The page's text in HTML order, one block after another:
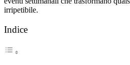
irripetibile.
Indice